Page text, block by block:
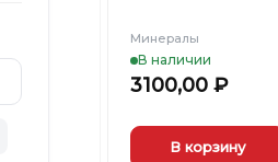
Минералы
В наличии
3100,00 ₽
В корзину